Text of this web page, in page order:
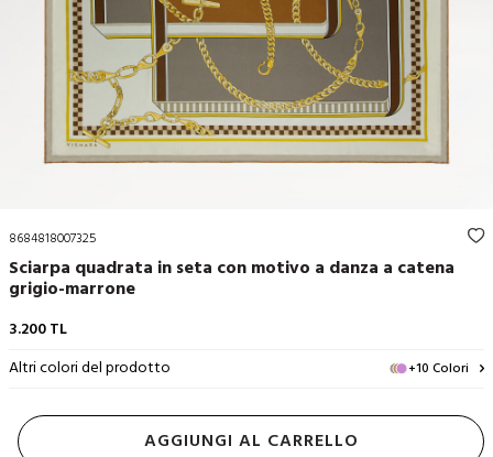
8684818007325
Sciarpa quadrata in seta con motivo a danza a catena
grigio-marrone
3.200TL
Altri colori del prodotto
+10 Colori
AGGIUNGI AL CARRELLO